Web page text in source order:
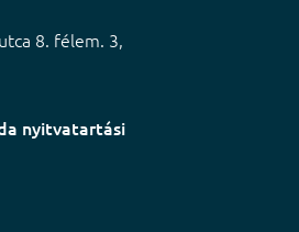
8. félem. 3,
nyitvatartási